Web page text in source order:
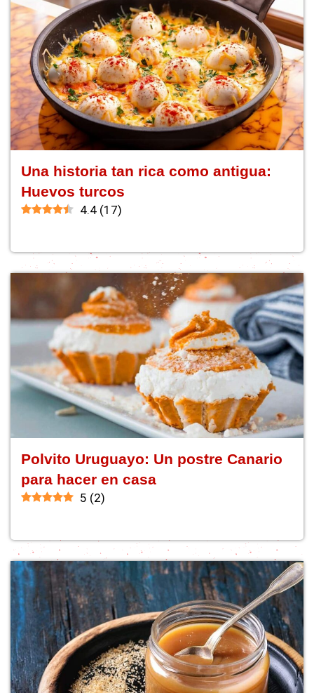
Una historia tan rica como antigua:
Huevos turcos
4.4 (17)
Polvito Uruguayo: Un postre Canario
para hacer en casa
5 (2)